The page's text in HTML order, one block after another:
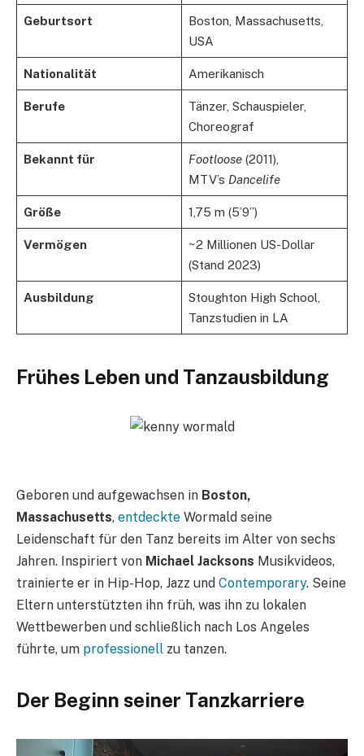
Geburtsort
Boston, Massachusetts,
USA
Nationalität Amerikanisch
Berufe
Tänzer, Schauspieler,
Choreograf
Bekannt für Footloose(2011),
MTV’s Dancelife
Größe 1,75 m (5’9”)
Vermögen
~2 Millionen US-Dollar
(Stand 2023)
Ausbildung
Stoughton High School,
Tanzstudien in LA
Frühes Leben und Tanzausbildung
Geboren und aufgewachsen in Boston,
Massachusetts, entdeckte Wormald seine
Leidenschaft für den Tanz bereits im Alter von sechs
Jahren. Inspiriert von Michael Jacksons Musikvideos,
trainierte er in Hip-Hop, Jazz und Contemporary. Seine
Eltern unterstützten ihn früh, was ihn zu lokalen
Wettbewerben und schließlich nach Los Angeles
führte, um professionell zu tanzen.
Der Beginn seiner Tanzkarriere